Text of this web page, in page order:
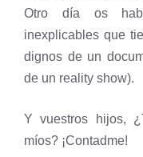
Otro día os
inexplicables que
dignos de un
de un reality show).
Y vuestros hijos,
míos? ¡Contadme!